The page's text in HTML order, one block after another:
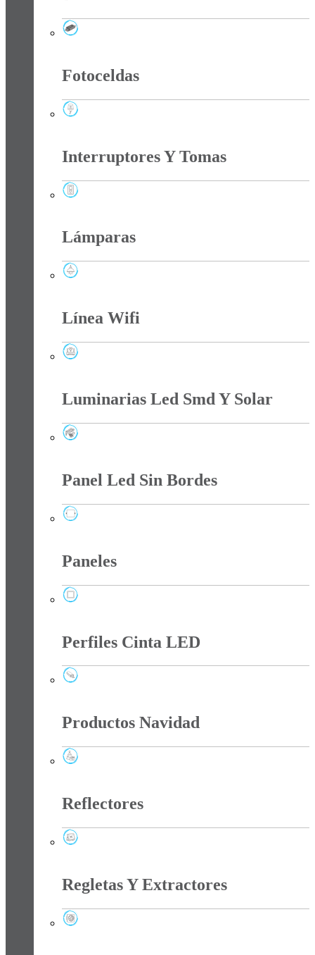
Fotoceldas
Interruptores Y Tomas
Lámparas
Línea Wifi
Luminarias Led Smd Y Solar
Panel Led Sin Bordes
Paneles
Perfiles Cinta LED
Productos Navidad
Reflectores
Regletas Y Extractores